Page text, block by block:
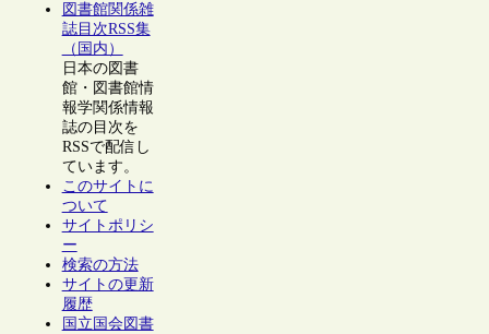
図書館関係雑
誌目次RSS集
（国内）
日本の図書
館・図書館情
報学関係情報
誌の目次を
RSSで配信し
ています。
このサイトに
ついて
サイトポリシ
ー
検索の方法
サイトの更新
履歴
国立国会図書